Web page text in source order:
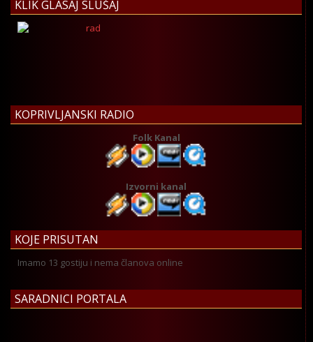
KLIK GLASAJ SLUŠAJ
KOPRIVLJANSKI RADIO
Folk Kanal
Izvorni kanal
KOJE PRISUTAN
Imamo 13 gostiju i nema članova online
SARADNICI PORTALA